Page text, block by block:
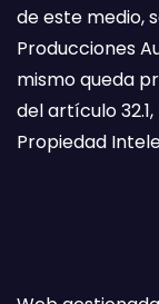
de este medio,
Producciones
mismo queda
del artículo
Propiedad